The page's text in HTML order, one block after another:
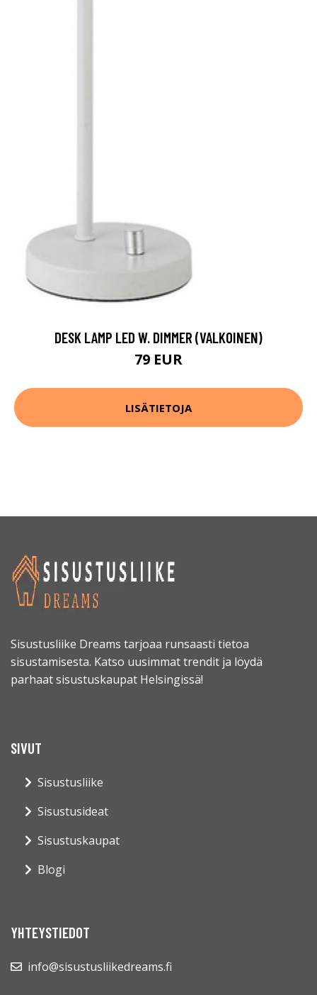
DESK LAMP LED W. DIMMER (VALKOINEN)
79 EUR
LISÄTIETOJA
Sisustusliike Dreams tarjoaa runsaasti tietoa
sisustamisesta. Katso uusimmat trendit ja löydä
parhaat sisustuskaupat Helsingissä!
SIVUT
Sisustusliike
Sisustusideat
Sisustuskaupat
Blogi
YHTEYSTIEDOT
info@sisustusliikedreams.fi